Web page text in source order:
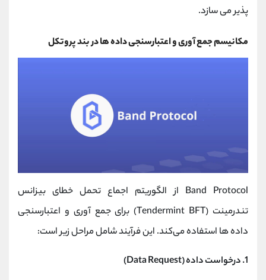
پذیر می سازد.
مکانیسم جمع‌ آوری و اعتبارسنجی داده‌ ها در بند پروتکل
Band Protocol از الگوریتم اجماع تحمل خطای بیزانس
تندرمینت (Tendermint BFT) برای جمع ‌آوری و اعتبارسنجی
داده ‌ها استفاده می‌کند. این فرآیند شامل مراحل زیر است:
1. درخواست داده (Data Request)